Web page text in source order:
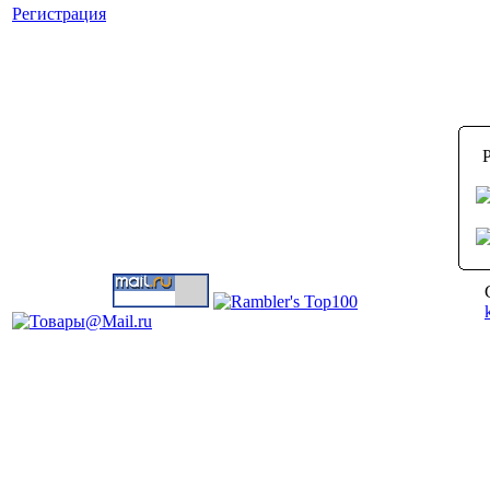
Регистрация